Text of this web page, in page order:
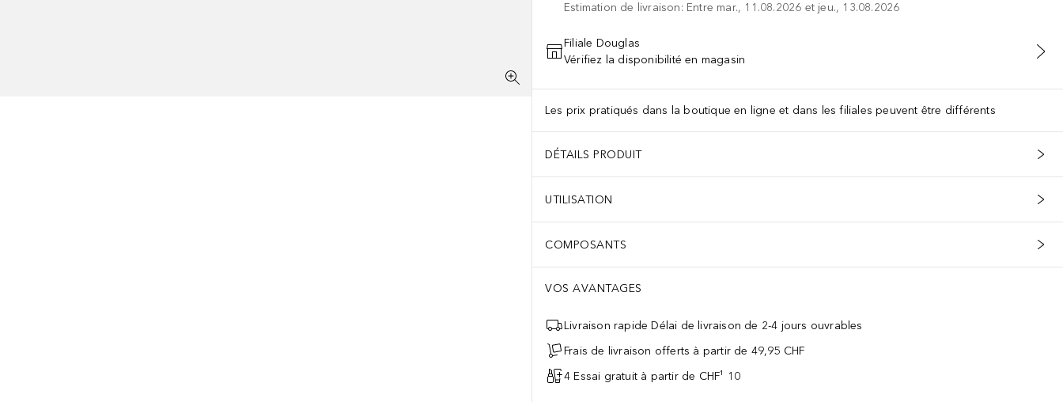
Estimation de livraison: Entre mar., 11.08.2026 et jeu., 13.08.2026
Filiale Douglas
Vérifiez la disponibilité en magasin
Les prix pratiqués dans la boutique en ligne et dans les filiales peuvent être différents
DÉTAILS PRODUIT
UTILISATION
COMPOSANTS
VOS AVANTAGES
Livraison rapide Délai de livraison de 2-4 jours ouvrables
Frais de livraison offerts à partir de 49,95 CHF
4 Essai gratuit à partir de CHF¹ 10